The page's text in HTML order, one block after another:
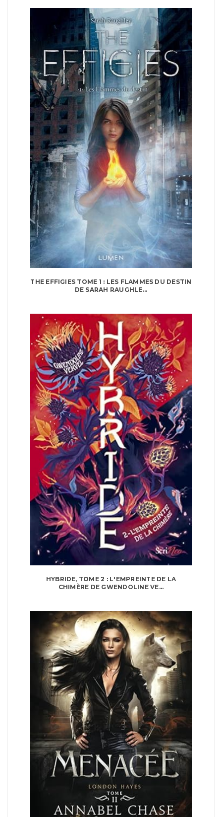
THE EFFIGIES TOME 1 : LES FLAMMES DU DESTIN
DE SARAH RAUGHLE...
HYBRIDE, TOME 2 : L'EMPREINTE DE LA
CHIMÈRE DE GWENDOLINE VE...